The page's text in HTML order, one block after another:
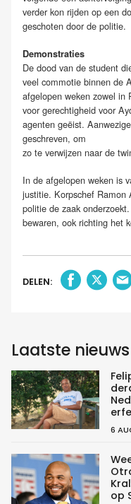
verder kon rijden op een
geschoten door de politie.
Demonstraties
De dood van de student
veel commotie binnen de
afgelopen weken zowel in
voor gerechtigheid voor
agenten geëist.
geschreven, om
zo te verwijzen naar de
In de afgelopen weken is
justitie. Korpschef Ramon
politie de zaak
bewaren, ook richting het
DELEN:
Laatste nieuws
6
op